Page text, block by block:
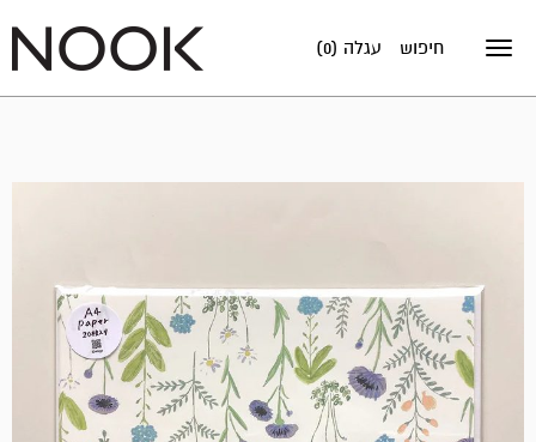
Toggle
עגלה (0) חיפוש